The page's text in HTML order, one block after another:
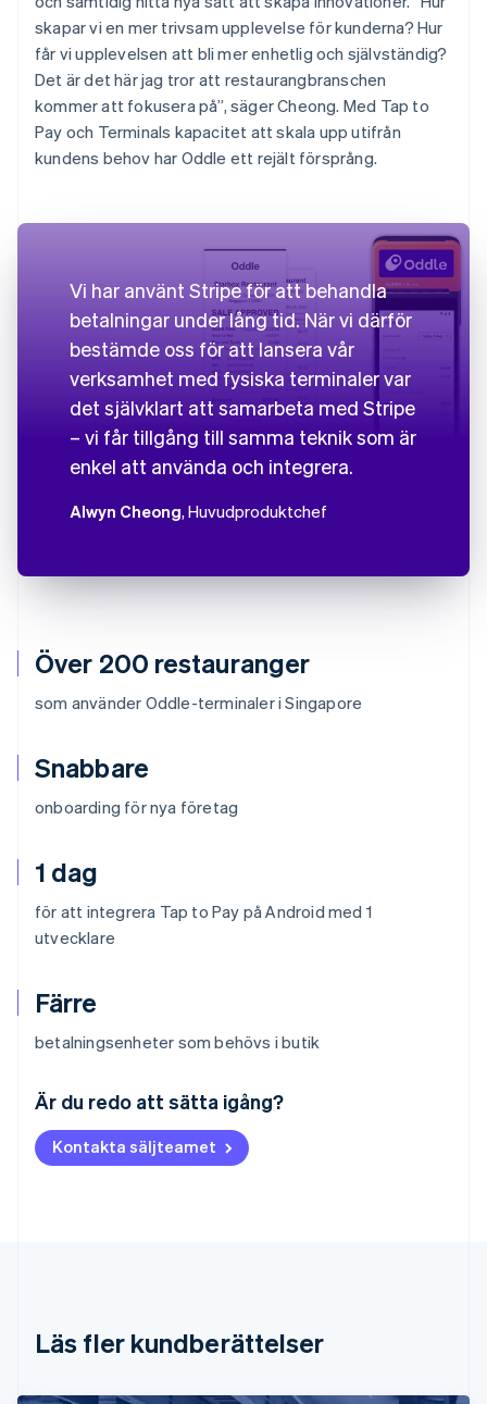
Över 200 restauranger
som använder Oddle-terminaler i Singapore
Snabbare
onboarding för nya företag
1 dag
för att integrera Tap to Pay på Android med 1
utvecklare
Färre
betalningsenheter som behövs i butik
Är du redo att sätta igång?
Kontakta säljteamet
skapar vi en mer trivsam upplevelse för kunderna? Hur
får vi upplevelsen att bli mer enhetlig och självständig?
Det är det här jag tror att restaurangbranschen
kommer att fokusera på”, säger Cheong. Med Tap to
Pay och Terminals kapacitet att skala upp utifrån
kundens behov har Oddle ett rejält försprång.
Vi har använt Stripe för att behandla
betalningar under lång tid. När vi därför
bestämde oss för att lansera vår
verksamhet med fysiska terminaler var
det självklart att samarbeta med Stripe
– vi får tillgång till samma teknik som är
enkel att använda och integrera.
Alwyn Cheong, Huvudproduktchef
Läs fler kundberättelser
Belgien
NederlandsFrançaisDeutsch
Brasilien
PortuguêsEnglish
English